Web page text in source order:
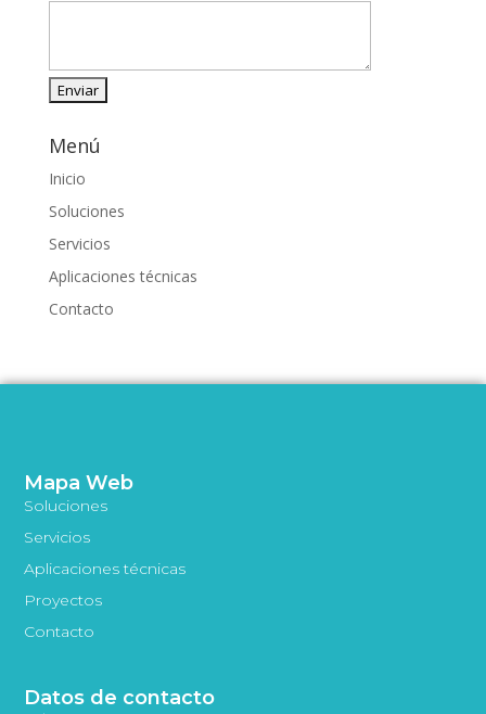
Menú
Inicio
Soluciones
Servicios
Aplicaciones técnicas
Contacto
Mapa Web
Soluciones
Servicios
Aplicaciones técnicas
Proyectos
Contacto
Datos de contacto